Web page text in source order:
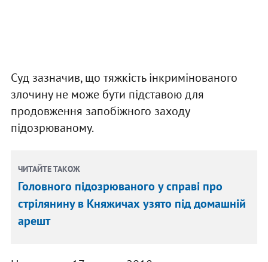
Суд зазначив, що тяжкість інкримінованого
злочину не може бути підставою для
продовження запобіжного заходу
підозрюваному.
ЧИТАЙТЕ ТАКОЖ
Головного підозрюваного у справі про
стрілянину в Княжичах узято під домашній
арешт